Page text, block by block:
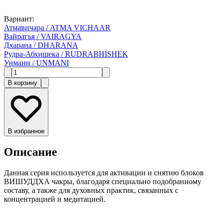
Вариант:
Атмавичара / ATMA VICHAAR
Вайрагья / VAIRAGYA
Дхарана / DHARANA
Рудра-Абхишека / RUDRABHISHEK
Унмани / UNMANI
В корзину
В избранное
Описание
Данная серия используется для активации и снятию блоков
ВИШУДДХА чакры, благодаря специально подобранному
составу, а также для духовных практик, связанных с
концентрацией и медитацией.